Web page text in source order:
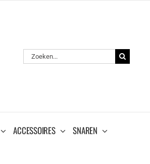
Zoeken
naar:
ACCESSOIRES SNAREN